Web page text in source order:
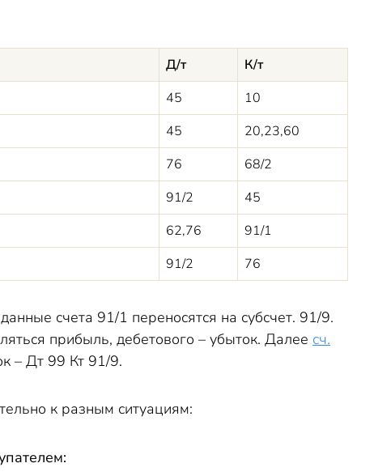
Д/т
К/т
45
10
45
20,23,60
76
68/2
91/2
45
62,76
91/1
91/2 76
счета 91/1 переносятся на субсчет. 91/9.
прибыль, дебетового – убыток. Далее сч.
– Дт 99 Кт 91/9.
к разным ситуациям: